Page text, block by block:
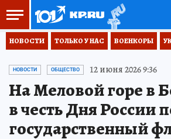
НОВОСТИ ТОЛЬКО У НАС ВОЕНКОРЫ
НОВОСТИ ОБЩЕСТВО 12 июня 2026 9:36
На Меловой горе в
в честь Дня России
государственный